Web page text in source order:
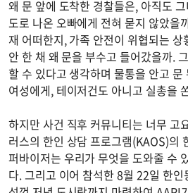
왜 문 앞에 도착한 경찰들은, 아직도
도로 나온 오빠에게 전혀 묻지 않았을
재 어떠한지, 가족 안전이 위협되는
안 한 채 왜 문을 부수고 들어갔을까.
할 수 있다고 생각하며 물통을 안고
여성에게, 테이저건도 아니고 실총을
하지만 사건 직후 커뮤니티는 너무 고
러스의 한인 상담 프로그램(KAOS)의
퍼바이저는 우리가 무엇을 도와줄 수
다. 그리고 이어 참석한 8월 22일 한